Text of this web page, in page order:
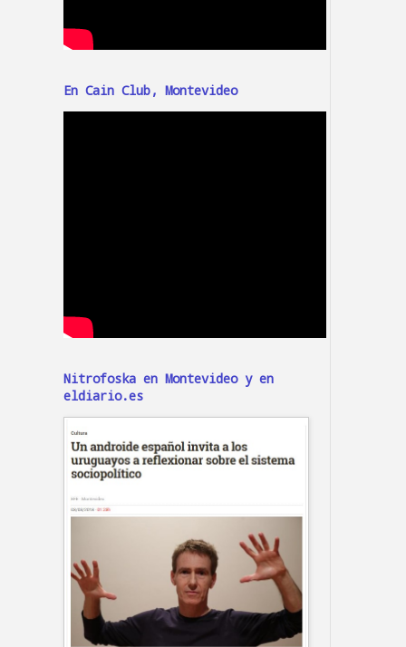
En Cain Club, Montevideo
Nitrofoska en Montevideo y en
eldiario.es